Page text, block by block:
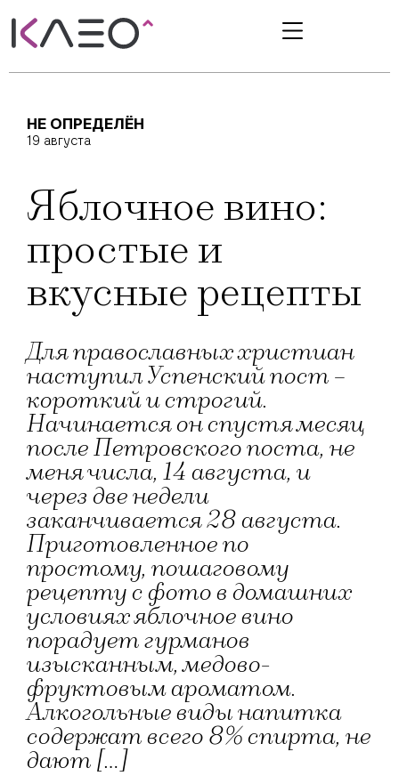
НЕ ОПРЕДЕЛЁН
19 августа
Яблочное вино:
простые и
вкусные рецепты
Для православных христиан
наступил Успенский пост –
короткий и строгий.
Начинается он спустя месяц
после Петровского поста, не
меня числа, 14 августа, и
через две недели
заканчивается 28 августа.
Приготовленное по
простому, пошаговому
рецепту с фото в домашних
условиях яблочное вино
порадует гурманов
изысканным, медово-
фруктовым ароматом.
Алкогольные виды напитка
содержат всего 8% спирта, не
дают […]